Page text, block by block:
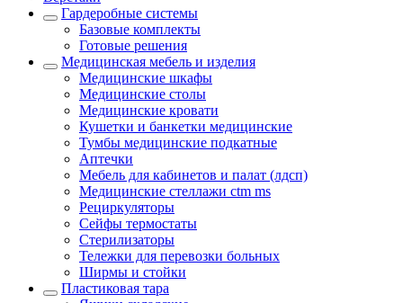
Гардеробные системы
Базовые комплекты
Готовые решения
Медицинская мебель и изделия
Медицинские шкафы
Медицинские столы
Медицинские кровати
Кушетки и банкетки медицинские
Тумбы медицинские подкатные
Аптечки
Мебель для кабинетов и палат (лдсп)
Медицинские стеллажи ctm ms
Рециркуляторы
Сейфы термостаты
Стерилизаторы
Тележки для перевозки больных
Ширмы и стойки
Пластиковая тара